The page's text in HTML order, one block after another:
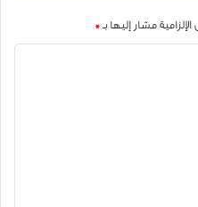
مشار إليها بـ *